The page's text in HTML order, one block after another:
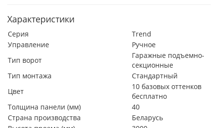
Характеристики
Серия
Trend
Управление
Ручное
Тип ворот
Гаражные подъемно-
секционные
Тип монтажа
Стандартный
Цвет
10 базовых оттенков
бесплатно
Толщина панели (мм)
40
Страна производства
Беларусь